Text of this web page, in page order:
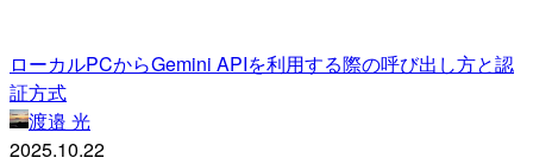
ローカルPCからGemini APIを利用する際の呼び出し方と認
証方式
渡邉 光
2025.10.22